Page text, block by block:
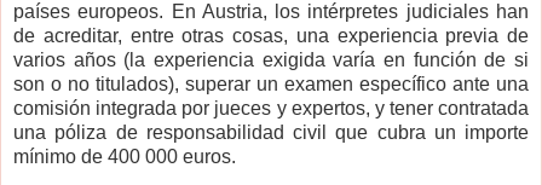
países europeos. En Austria, los intérpretes judiciales han
de acreditar, entre otras cosas, una experiencia previa de
varios años (la experiencia exigida varía en función de si
son o no titulados), superar un examen específico ante una
comisión integrada por jueces y expertos, y tener contratada
una póliza de responsabilidad civil que cubra un importe
mínimo de 400 000 euros.